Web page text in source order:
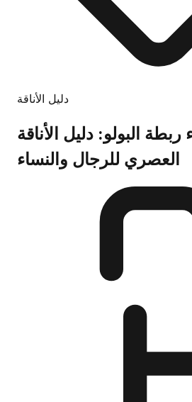
دليل الأناقة
ربطة البولو: دليل الأناقة
العصري للرجال والنساء